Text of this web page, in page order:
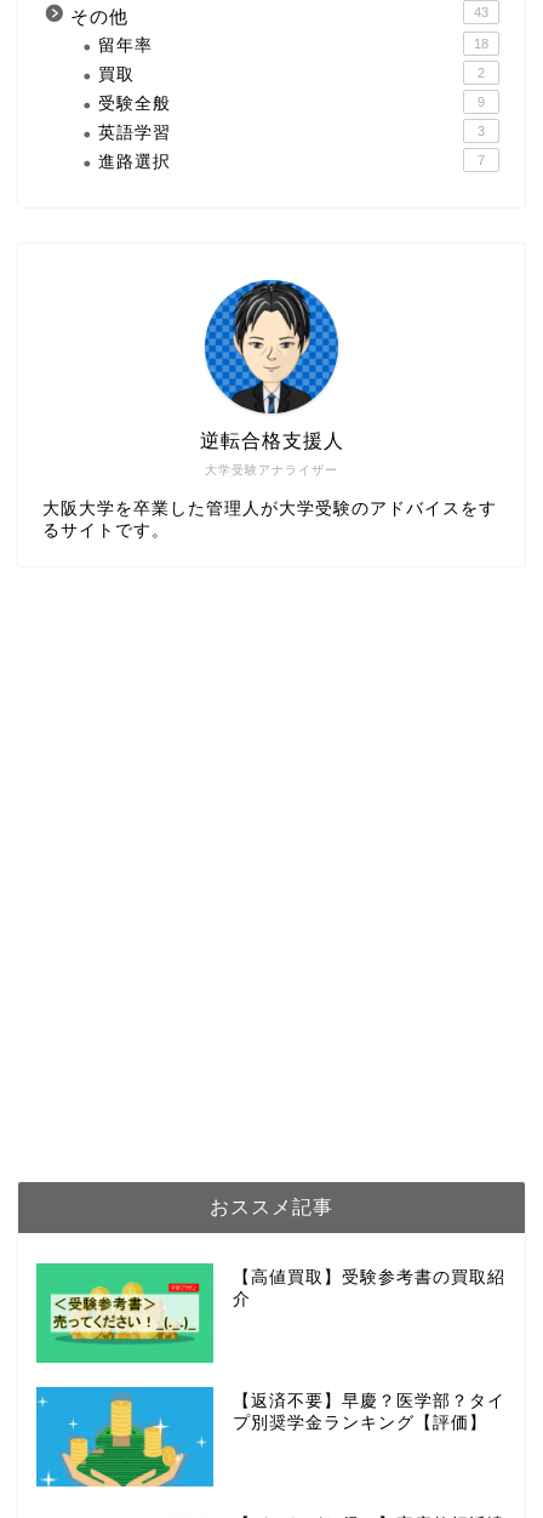
その他 43
留年率 18
買取 2
受験全般 9
英語学習 3
進路選択 7
大学受験アナライザー
逆転合格支援人
大阪大学を卒業した管理人が大学受験のアドバイスをす
るサイトです。
おススメ記事
【高値買取】受験参考書の買取紹
介
【返済不要】早慶？医学部？タイ
プ別奨学金ランキング【評価】